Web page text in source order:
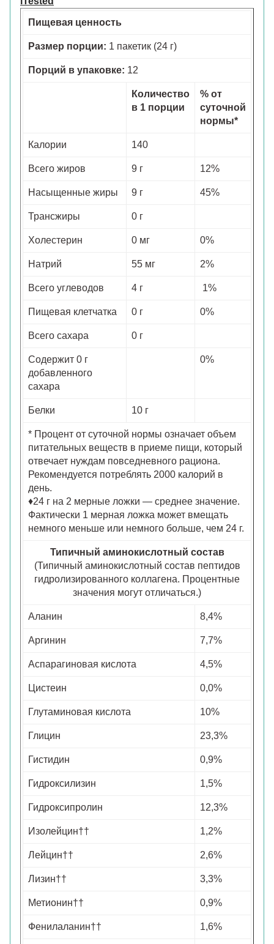
Пищевая ценность
Размер порции: 1 пакетик (24 г)
Порций в упаковке: 12
Количество
в 1 порции
% от
суточной
нормы*
Калории 140
Всего жиров 9 г 12%
Насыщенные жиры 9 г 45%
Трансжиры 0 г
Холестерин 0 мг 0%
Натрий 55 мг 2%
Всего углеводов 4 г 1%
Пищевая клетчатка 0 г 0%
Всего сахара 0 г
Содержит 0 г
добавленного
сахара
0%
Белки 10 г
* Процент от суточной нормы означает объем
питательных веществ в приеме пищи, который
отвечает нуждам повседневного рациона.
Рекомендуется потреблять 2000 калорий в
день.
♦24 г на 2 мерные ложки — среднее значение.
Фактически 1 мерная ложка может вмещать
немного меньше или немного больше, чем 24 г.
Типичный аминокислотный состав
(Типичный аминокислотный состав пептидов
гидролизированного коллагена. Процентные
значения могут отличаться.)
Аланин 8,4%
Аргинин 7,7%
Аспарагиновая кислота 4,5%
Цистеин 0,0%
Глутаминовая кислота 10%
Глицин 23,3%
Гистидин 0,9%
Гидроксилизин 1,5%
Гидроксипролин 12,3%
Изолейцин†† 1,2%
Лейцин†† 2,6%
Лизин†† 3,3%
Метионин†† 0,9%
Фенилаланин†† 1,6%